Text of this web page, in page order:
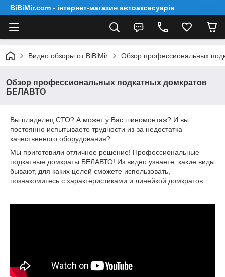
BiBiMir.com - інтернет-магазин автоаксесуарів
Видео обзоры от BiBiMir Обзор профессиональных
Обзор профессиональных подкатных домкратов
БЕЛАВТО
Вы пладелец СТО? А может у Вас шиномонтаж? И вы
постоянно испытываете трудности из-за недостатка
качественного оборудования?
Мы приготовили отличное решение! Профессиональные
подкатные домкраты БЕЛАВТО! Из видео узнаете: какие виды
бывают, для каких целей сможете использовать,
познакомитесь с характеристиками и линейкой домкратов.